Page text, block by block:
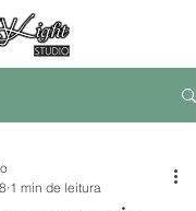
1 min de leitura